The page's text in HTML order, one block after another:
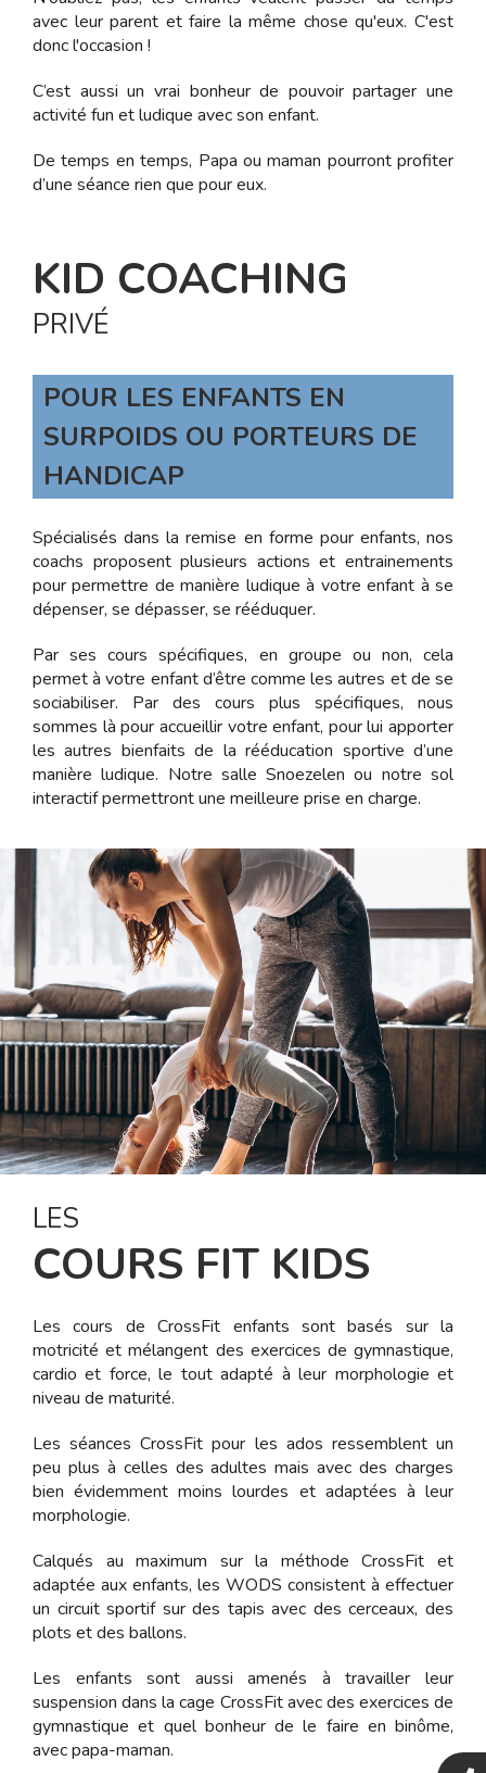
avec leur parent et faire la même chose qu'eux. C'est
donc l'occasion !
C’est aussi un vrai bonheur de pouvoir partager une
activité fun et ludique avec son enfant.
De temps en temps, Papa ou maman pourront profiter
d’une séance rien que pour eux.
KID COACHING
PRIVÉ
POUR LES ENFANTS EN
SURPOIDS OU PORTEURS DE
HANDICAP
Spécialisés dans la remise en forme pour enfants, nos
coachs proposent plusieurs actions et entrainements
pour permettre de manière ludique à votre enfant à se
dépenser, se dépasser, se rééduquer.
Par ses cours spécifiques, en groupe ou non, cela
permet à votre enfant d’être comme les autres et de se
sociabiliser. Par des cours plus spécifiques, nous
sommes là pour accueillir votre enfant, pour lui apporter
les autres bienfaits de la rééducation sportive d’une
manière ludique. Notre salle Snoezelen ou notre sol
interactif permettront une meilleure prise en charge.
LES
COURS FIT KIDS
Les cours de CrossFit enfants sont basés sur la
motricité et mélangent des exercices de gymnastique,
cardio et force, le tout adapté à leur morphologie et
niveau de maturité.
Les séances CrossFit pour les ados ressemblent un
peu plus à celles des adultes mais avec des charges
bien évidemment moins lourdes et adaptées à leur
morphologie.
Calqués au maximum sur la méthode CrossFit et
adaptée aux enfants, les WODS consistent à effectuer
un circuit sportif sur des tapis avec des cerceaux, des
plots et des ballons.
Les enfants sont aussi amenés à travailler leur
suspension dans la cage CrossFit avec des exercices de
gymnastique et quel bonheur de le faire en binôme,
avec papa-maman.